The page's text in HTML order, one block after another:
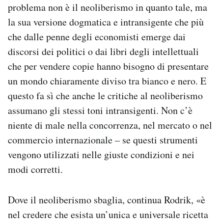
problema non è il neoliberismo in quanto tale, ma
la sua versione dogmatica e intransigente che più
che dalle penne degli economisti emerge dai
discorsi dei politici o dai libri degli intellettuali
che per vendere copie hanno bisogno di presentare
un mondo chiaramente diviso tra bianco e nero. E
questo fa sì che anche le critiche al neoliberismo
assumano gli stessi toni intransigenti. Non c’è
niente di male nella concorrenza, nel mercato o nel
commercio internazionale – se questi strumenti
vengono utilizzati nelle giuste condizioni e nei
modi corretti.
Dove il neoliberismo sbaglia, continua Rodrik, «è
nel credere che esista un’unica e universale ricetta